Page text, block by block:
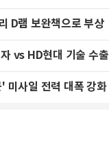
D램 보완책으로 부상
vs HD현대 기술 수출
미사일 전력 대폭 강화